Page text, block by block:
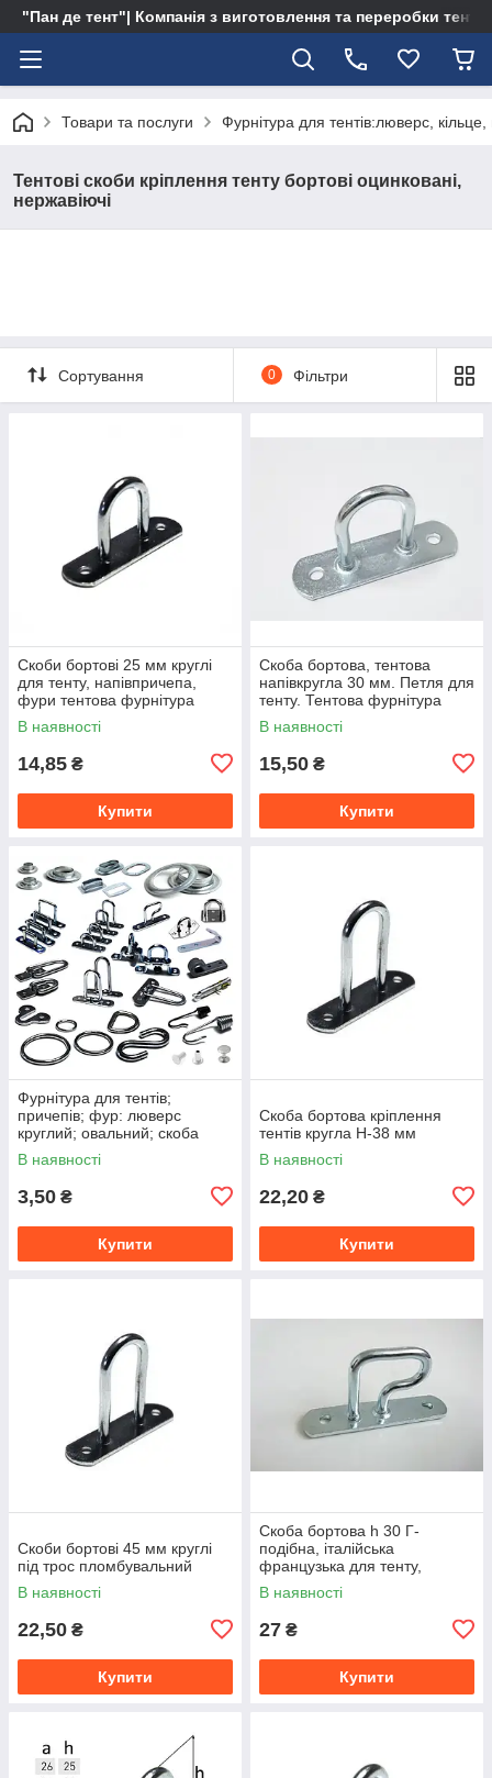
"Пан де тент"| Компанія з виготовлення та переробки тентів
Товари та послуги Фурнітура для тентів:люверс,
Тентові скоби кріплення тенту бортові оцинковані,
нержавіючі
Сортування 0 Фільтри
Скоби бортові 25 мм круглі
для тенту, напівпричепа,
фури тентова фурнітура
В наявності
14,85 ₴
Купити
Скоба бортова, тентова
напівкругла 30 мм. Петля для
тенту. Тентова фурнітура
В наявності
15,50 ₴
Купити
Фурнітура для тентів;
причепів; фур: люверс
круглий; овальний; скоба
тентова(бортова);кільця;S-
гачки;ремені
В наявності
3,50 ₴
Купити
Скоба бортова кріплення
тентів кругла H-38 мм
В наявності
22,20 ₴
Купити
Скоби бортові 45 мм круглі
під трос пломбувальний
В наявності
22,50 ₴
Купити
Скоба бортова h 30 Г-
подібна, італійська
французька для тенту,
напівпричепа, фури тентова
фурнітура
В наявності
27 ₴
Купити